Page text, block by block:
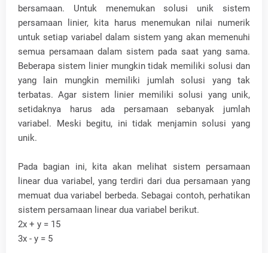
bersamaan. Untuk menemukan solusi unik sistem
persamaan linier, kita harus menemukan nilai numerik
untuk setiap variabel dalam sistem yang akan memenuhi
semua persamaan dalam sistem pada saat yang sama.
Beberapa sistem linier mungkin tidak memiliki solusi dan
yang lain mungkin memiliki jumlah solusi yang tak
terbatas. Agar sistem linier memiliki solusi yang unik,
setidaknya harus ada persamaan sebanyak jumlah
variabel. Meski begitu, ini tidak menjamin solusi yang
unik.
Pada bagian ini, kita akan melihat sistem persamaan
linear dua variabel, yang terdiri dari dua persamaan yang
memuat dua variabel berbeda. Sebagai contoh, perhatikan
sistem persamaan linear dua variabel berikut.
2x + y = 15
3x - y = 5